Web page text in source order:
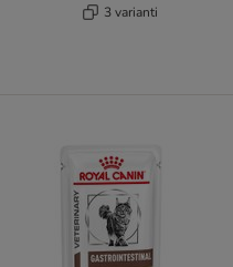
3 varianti